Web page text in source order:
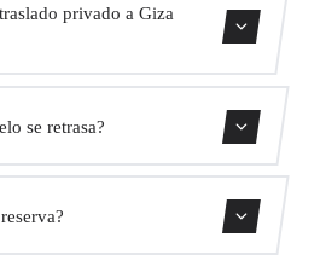
privado a Giza
reserva para obtener un precio
ocultos.
se retrasa?
la hora de recogida